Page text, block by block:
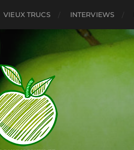
VIEUX TRUCS INTERVIEWS